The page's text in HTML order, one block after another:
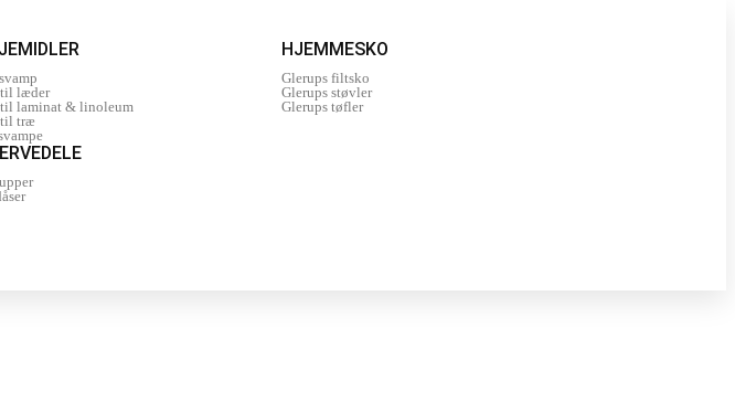
læder
laminat & linoleum
træ
HJEMMESKO
Glerups filtsko
Glerups støvler
Glerups tøfler